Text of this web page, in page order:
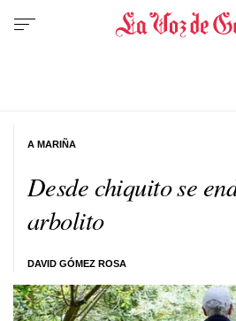
Desde chiquito se
arbolito
DAVID GÓMEZ ROSA
A MARIÑA